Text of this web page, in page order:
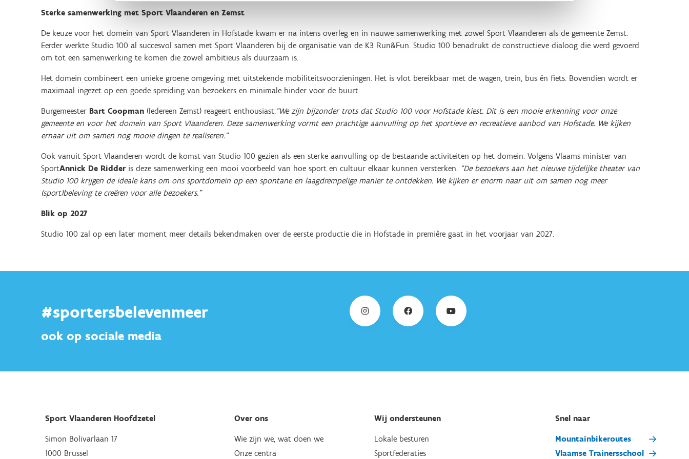
Sterke samenwerking met Sport Vlaanderen en Zemst
De keuze voor het domein van Sport Vlaanderen in Hofstade kwam er na intens overleg en in nauwe samenwerking met zowel Sport Vlaanderen als de gemeente Zemst.
Eerder werkte Studio 100 al succesvol samen met Sport Vlaanderen bij de organisatie van de K3 Run&Fun. Studio 100 benadrukt de constructieve dialoog die werd gevoerd
om tot een samenwerking te komen die zowel ambitieus als duurzaam is.
Het domein combineert een unieke groene omgeving met uitstekende mobiliteitsvoorzieningen. Het is vlot bereikbaar met de wagen, trein, bus én fiets. Bovendien wordt er
maximaal ingezet op een goede spreiding van bezoekers en minimale hinder voor de buurt.
Burgemeester Bart Coopman (Iedereen Zemst) reageert enthousiast:“We zijn bijzonder trots dat Studio 100 voor Hofstade kiest. Dit is een mooie erkenning voor onze
gemeente en voor het domein van Sport Vlaanderen. Deze samenwerking vormt een prachtige aanvulling op het sportieve en recreatieve aanbod van Hofstade. We kijken
ernaar uit om samen nog mooie dingen te realiseren.”
Ook vanuit Sport Vlaanderen wordt de komst van Studio 100 gezien als een sterke aanvulling op de bestaande activiteiten op het domein. Volgens Vlaams minister van
SportAnnick De Ridderis deze samenwerking een mooi voorbeeld van hoe sport en cultuur elkaar kunnen versterken. “De bezoekers aan het nieuwe tijdelijke theater van
Studio 100 krijgen de ideale kans om ons sportdomein op een spontane en laagdrempelige manier te ontdekken. We kijken er enorm naar uit om samen nog meer
(sport)beleving te creëren voor alle bezoekers.”
Blik op 2027
Studio 100 zal op een later moment meer details bekendmaken over de eerste productie die in Hofstade in première gaat in het voorjaar van 2027.
#sportersbelevenmeer
ook op sociale media
Sport Vlaanderen Hoofdzetel
Simon Bolivarlaan 17
1000 Brussel
Over ons
Wie zijn we, wat doen we
Onze centra
Wij ondersteunen
Lokale besturen
Sportfederaties
Snel naar
Mountainbikeroutes
Vlaamse Trainersschool